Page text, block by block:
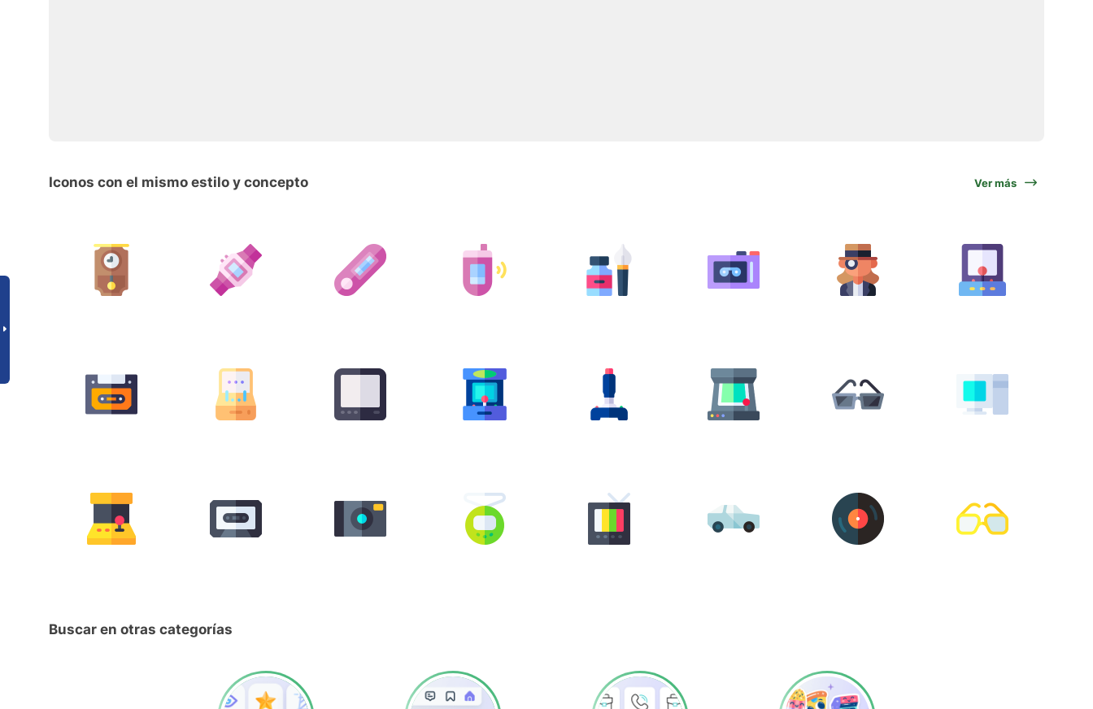
Iconos con el mismo estilo y concepto Ver más
Buscar en otras categorías